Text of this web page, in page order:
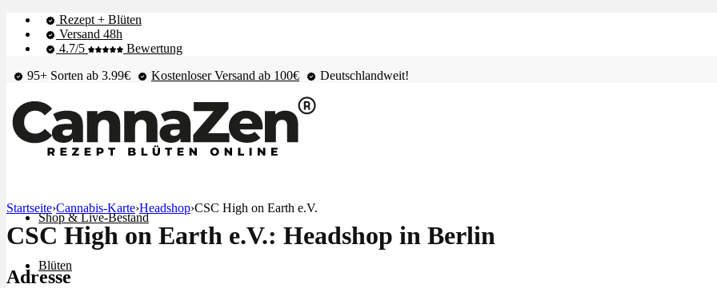
Rezept + Blüten
Versand 48h
4.7/5
Bewertung
95+ Sorten ab 3.99€
Kostenloser Versand ab 100€ Deutschlandweit!
Shop & Live-Bestand
Blüten
Startseite›Cannabis-Karte›Headshop›CSC High on Earth e.V.
CSC High on Earth e.V.: Headshop in Berlin
Adresse